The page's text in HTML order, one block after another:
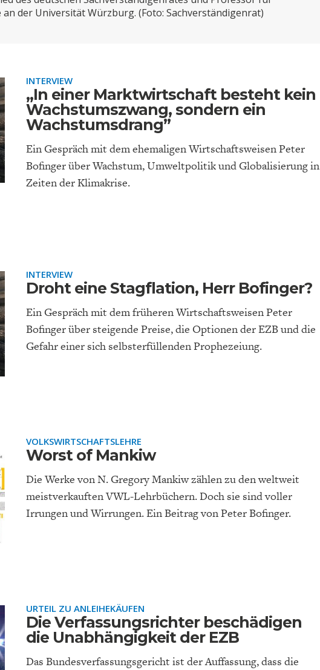
SUCHE
UND DIE
DER
der Universität Würzburg. (Foto: Sachverständigenrat)
INTERVIEW
„In einer Marktwirtschaft besteht kein
Wachstumszwang, sondern ein
Wachstumsdrang”
Ein Gespräch mit dem ehemaligen Wirtschaftsweisen Peter
Bofinger über Wachstum, Umweltpolitik und Globalisierung in
Zeiten der Klimakrise.
INTERVIEW
Droht eine Stagflation, Herr Bofinger?
Ein Gespräch mit dem früheren Wirtschaftsweisen Peter
Bofinger über steigende Preise, die Optionen der EZB und die
Gefahr einer sich selbsterfüllenden Prophezeiung.
VOLKSWIRTSCHAFTSLEHRE
Worst of Mankiw
Die Werke von N. Gregory Mankiw zählen zu den weltweit
meistverkauften VWL-Lehrbüchern. Doch sie sind voller
Irrungen und Wirrungen. Ein Beitrag von Peter Bofinger.
URTEIL ZU ANLEIHEKÄUFEN
Die Verfassungsrichter beschädigen
die Unabhängigkeit der EZB
Das Bundesverfassungsgericht ist der Auffassung, dass die